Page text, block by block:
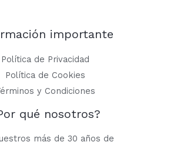
importante
Política de Privacidad
Política de Cookies
y Condiciones
qué nosotros?
más de 30 años de